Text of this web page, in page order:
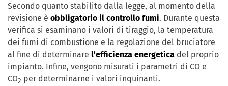
Secondo quanto stabilito dalla legge, al momento della
revisione è obbligatorio il controllo fumi. Durante questa
verifica si esaminano i valori di tiraggio, la temperatura
dei fumi di combustione e la regolazione del bruciatore
al fine di determinare l’efficienza energetica del proprio
impianto. Infine, vengono misurati i parametri di CO e
CO2 per determinarne i valori inquinanti.